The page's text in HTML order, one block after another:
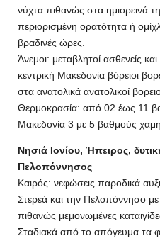
νύχτα πιθανώς στα ημιορεινά
περιορισμένη ορατότητα ή
βραδινές ώρες.
Άνεμοι: μεταβλητοί ασθενείς
κεντρική Μακεδονία βόρειοι
στα ανατολικά ανατολικοί
Θερμοκρασία: από 02 έως 11
Μακεδονία 3 με 5 βαθμούς
Νησιά Ιονίου, Ήπειρος,
Πελοπόννησος
Καιρός: νεφώσεις παροδικά
Στερεά και την Πελοπόννησο
πιθανώς μεμονωμένες
Σταδιακά από το απόγευμα τα